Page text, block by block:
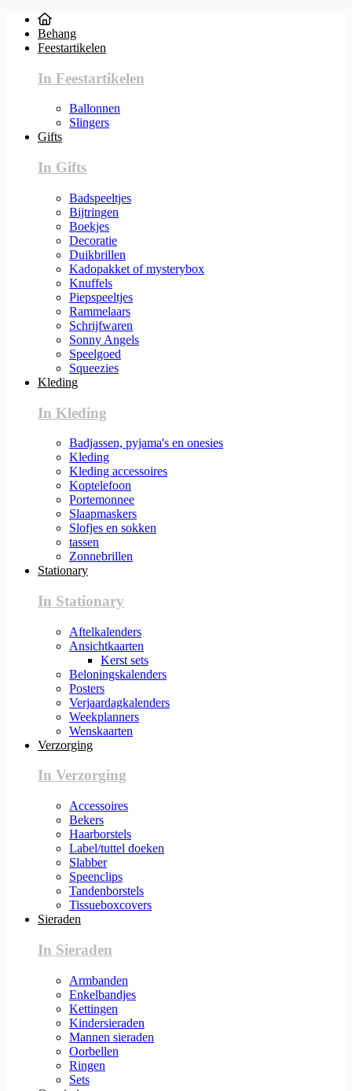
Behang
Feestartikelen
In Feestartikelen
Ballonnen
Slingers
Gifts
In Gifts
Badspeeltjes
Bijtringen
Boekjes
Decoratie
Duikbrillen
Kadopakket of mysterybox
Knuffels
Piepspeeltjes
Rammelaars
Schrijfwaren
Sonny Angels
Speelgoed
Squeezies
Kleding
In Kleding
Badjassen, pyjama's en onesies
Kleding
Kleding accessoires
Koptelefoon
Portemonnee
Slaapmaskers
Slofjes en sokken
tassen
Zonnebrillen
Stationary
In Stationary
Aftelkalenders
Ansichtkaarten
Kerst sets
Beloningskalenders
Posters
Verjaardagkalenders
Weekplanners
Wenskaarten
Verzorging
In Verzorging
Accessoires
Bekers
Haarborstels
Label/tuttel doeken
Slabber
Speenclips
Tandenborstels
Tissueboxcovers
Sieraden
In Sieraden
Armbanden
Enkelbandjes
Kettingen
Kindersieraden
Mannen sieraden
Oorbellen
Ringen
Sets